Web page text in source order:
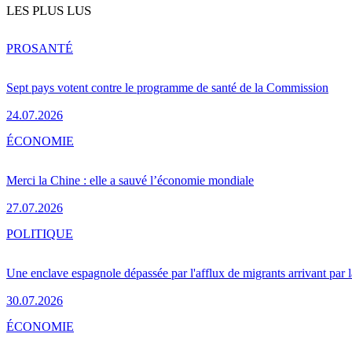
LES PLUS LUS
Sept pays votent contre le programme de santé de la Commission
24.07.2026
PROSANTÉ
Merci la Chine : elle a sauvé l’économie mondiale
27.07.2026
ÉCONOMIE
Une enclave espagnole dépassée par l'afflux de migrants arrivant par
30.07.2026
POLITIQUE
ÉCONOMIE